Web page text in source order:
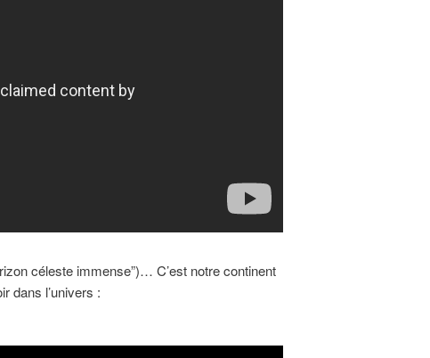
céleste immense”)… C’est notre continent
dans l’univers :